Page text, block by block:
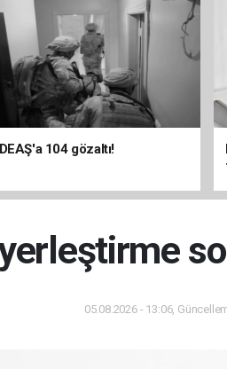
104 gözaltı!
05.08.2026 - 13:06,